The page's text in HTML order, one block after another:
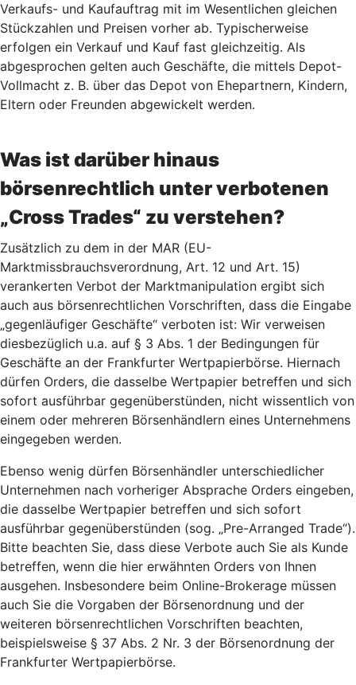
Verkaufs- und Kaufauftrag mit im Wesentlichen gleichen
Stückzahlen und Preisen vorher ab. Typischerweise
erfolgen ein Verkauf und Kauf fast gleichzeitig. Als
abgesprochen gelten auch Geschäfte, die mittels Depot-
Vollmacht z. B. über das Depot von Ehepartnern, Kindern,
Eltern oder Freunden abgewickelt werden.
Was ist darüber hinaus
börsenrechtlich unter verbotenen
„Cross Trades“ zu verstehen?
Zusätzlich zu dem in der MAR (EU-
Marktmissbrauchsverordnung, Art. 12 und Art. 15)
verankerten Verbot der Marktmanipulation ergibt sich
auch aus börsenrechtlichen Vorschriften, dass die Eingabe
„gegenläufiger Geschäfte“ verboten ist: Wir verweisen
diesbezüglich u.a. auf § 3 Abs. 1 der Bedingungen für
Geschäfte an der Frankfurter Wertpapierbörse. Hiernach
dürfen Orders, die dasselbe Wertpapier betreffen und sich
sofort ausführbar gegenüberstünden, nicht wissentlich von
einem oder mehreren Börsenhändlern eines Unternehmens
eingegeben werden.
Ebenso wenig dürfen Börsenhändler unterschiedlicher
Unternehmen nach vorheriger Absprache Orders eingeben,
die dasselbe Wertpapier betreffen und sich sofort
ausführbar gegenüberstünden (sog. „Pre-Arranged Trade“).
Bitte beachten Sie, dass diese Verbote auch Sie als Kunde
betreffen, wenn die hier erwähnten Orders von Ihnen
ausgehen. Insbesondere beim Online-Brokerage müssen
auch Sie die Vorgaben der Börsenordnung und der
weiteren börsenrechtlichen Vorschriften beachten,
beispielsweise § 37 Abs. 2 Nr. 3 der Börsenordnung der
Frankfurter Wertpapierbörse.